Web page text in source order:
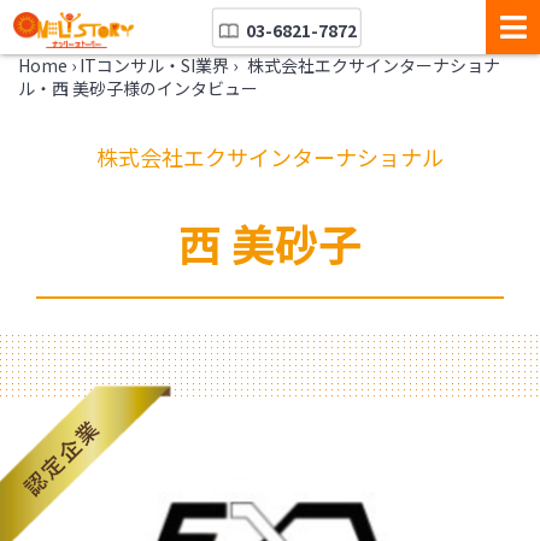
03-6821-7872
Home › ITコンサル・SI業界 › 株式会社エクサインターナショナ
ル・西 美砂子様のインタビュー
株式会社エクサインターナショナル
西 美砂子